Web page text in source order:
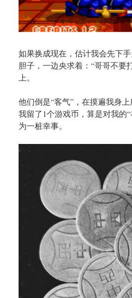
如果换成现在，估计我会先下
胆子，一边央求着：“哥哥不要
上。
他们倒是“客气”，在摸遍我身
我留了1个游戏币，算是对我
为一桩幸事。